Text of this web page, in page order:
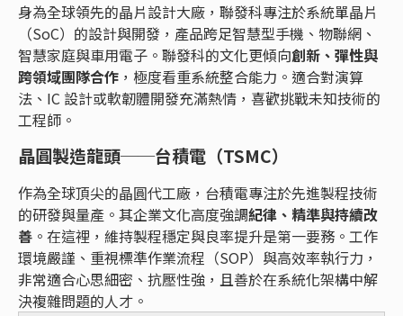
身為全球領先的晶片設計大廠，聯發科專注於系統單晶片
（SoC）的設計與開發，產品跨足智慧型手機、物聯網、
智慧家庭與車用電子。聯發科的文化更傾向創新、彈性與
跨領域團隊合作 ，極度看重系統整合能力。適合對演算
法、IC 設計或軟韌體開發充滿熱情，喜歡挑戰未知技術的
工程師。
晶圓製造龍頭──台積電（TSMC）
作為全球頂尖的晶圓代工廠，台積電專注於先進製程技術
的研發與量產。其企業文化高度強調紀律、精準與持續改
善 。在這裡，維持製程穩定與良率提升是第一要務。工作
環境嚴謹、重視標準作業流程（SOP）與高效率執行力，
非常適合心思細密、抗壓性強，且善於在系統化架構中解
決複雜問題的人才。